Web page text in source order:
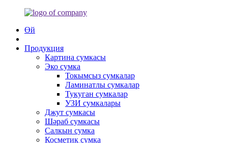
Өй
Продукция
Картина сумкасы
Эко сумка
Токымсыз сумкалар
Ламинатлы сумкалар
Тукуган сумкалар
УЗИ сумкалары
Джут сумкасы
Шәраб сумкасы
Салкын сумка
Косметик сумка